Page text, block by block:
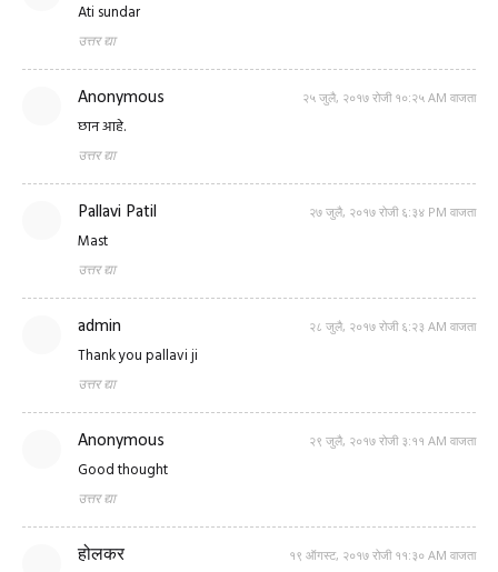
Ati sundar
उत्तर द्या
Anonymous २५ जुलै, २०१७ रोजी १०:२५ AM वाजता
छान आहे.
उत्तर द्या
Pallavi Patil २७ जुलै, २०१७ रोजी ६:३४ PM वाजता
Mast
उत्तर द्या
admin २८ जुलै, २०१७ रोजी ६:२३ AM वाजता
Thank you pallavi ji
उत्तर द्या
Anonymous २९ जुलै, २०१७ रोजी ३:११ AM वाजता
Good thought
उत्तर द्या
होलकर १९ ऑगस्ट, २०१७ रोजी ११:३० AM वाजता